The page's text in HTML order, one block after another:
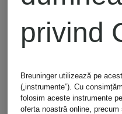
Cel mai
305,15
509 lei
privind
Breuninger utilizează pe
(„instrumente”). Cu
folosim aceste instrumente
oferta noastră online,